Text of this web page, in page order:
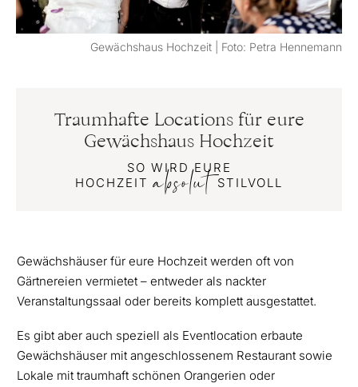
Gewächshaus Hochzeit | Foto: Petra Hennemann
Traumhafte Locations für eure
Gewächshaus Hochzeit
SO WIRD EURE
HOCHZEITabsolut STILVOLL
Gewächshäuser für eure Hochzeit werden oft von
Gärtnereien vermietet – entweder als nackter
Veranstaltungssaal oder bereits komplett ausgestattet.
Es gibt aber auch speziell als Eventlocation erbaute
Gewächshäuser mit angeschlossenem Restaurant sowie
Lokale mit traumhaft schönen Orangerien oder